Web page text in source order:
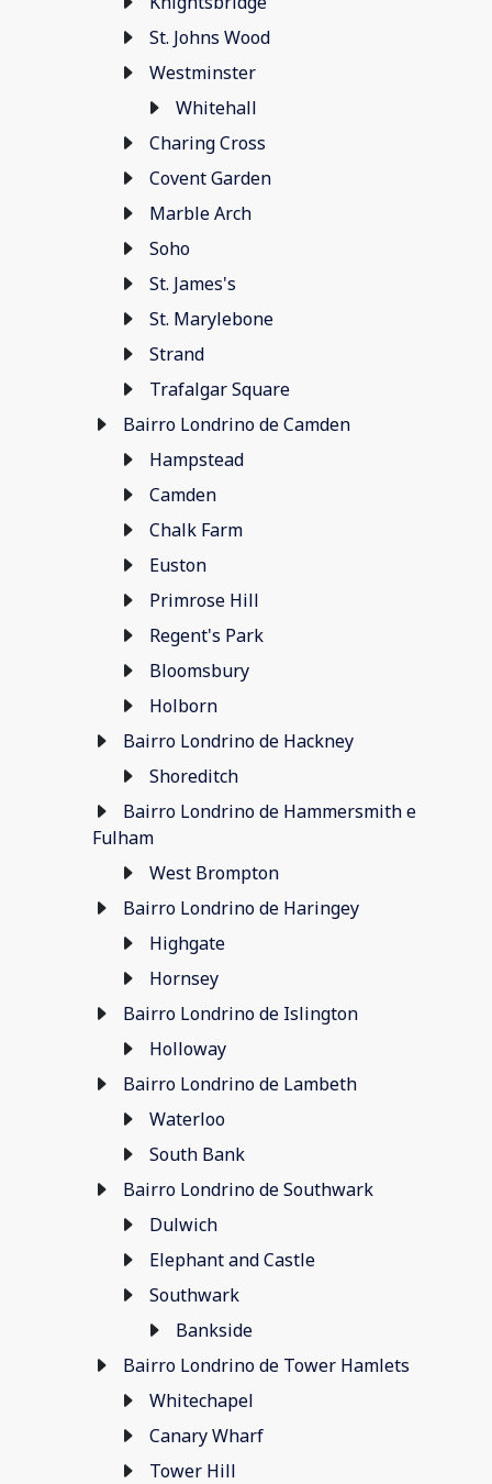
St. Johns Wood
Westminster
Whitehall
Charing Cross
Covent Garden
Marble Arch
Soho
St. James's
St. Marylebone
Strand
Trafalgar Square
Bairro Londrino de Camden
Hampstead
Camden
Chalk Farm
Euston
Primrose Hill
Regent's Park
Bloomsbury
Holborn
Bairro Londrino de Hackney
Shoreditch
Bairro Londrino de Hammersmith e
Fulham
West Brompton
Bairro Londrino de Haringey
Highgate
Hornsey
Bairro Londrino de Islington
Holloway
Bairro Londrino de Lambeth
Waterloo
South Bank
Bairro Londrino de Southwark
Dulwich
Elephant and Castle
Southwark
Bankside
Bairro Londrino de Tower Hamlets
Whitechapel
Canary Wharf
Tower Hill